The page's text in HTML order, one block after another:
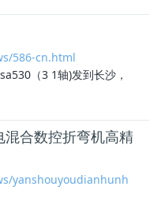
586-cn.html
（3 1轴)发到长沙，
合数控折弯机高精
yanshouyoudianhunh